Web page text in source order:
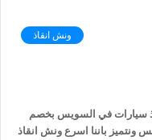
ونش انقاذ
سيارات في السويس بخصم
ونتميز باننا اسرع ونش انقاذ